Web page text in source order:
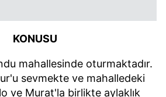
KONUSU
mahallesinde oturmaktadır.
sevmekte ve mahalledeki
ve Murat'la birlikte aylaklık